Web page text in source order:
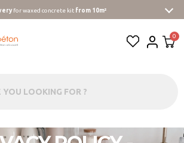
for waxed concrete kit from 10m²